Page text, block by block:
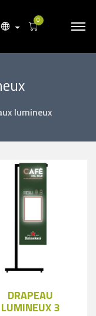
0
lumineux
DRAPEAU
LUMINEUX 3